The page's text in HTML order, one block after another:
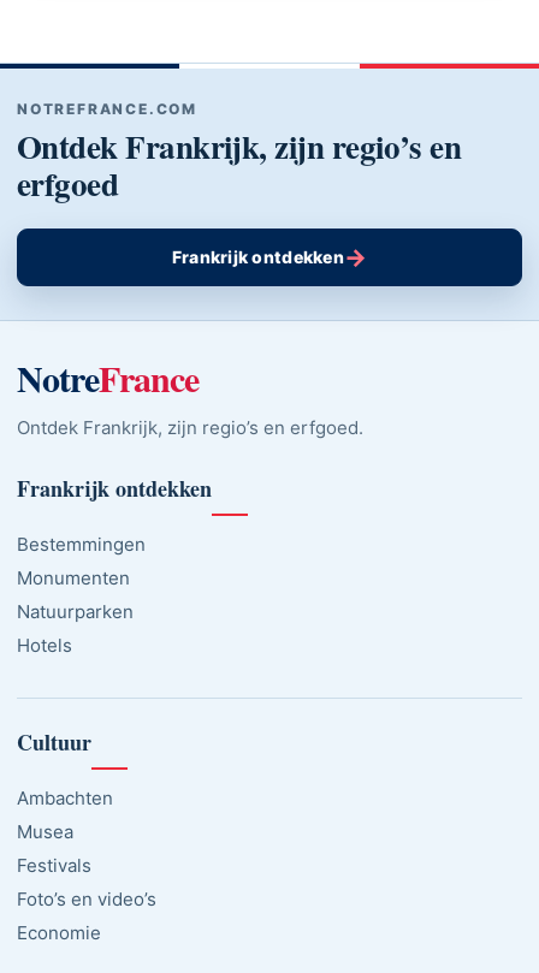
NOTREFRANCE.COM
Ontdek Frankrijk, zijn regio’s en
erfgoed
Frankrijk ontdekken→
NotreFrance
Ontdek Frankrijk, zijn regio’s en erfgoed.
Frankrijk ontdekken
Bestemmingen
Monumenten
Natuurparken
Hotels
Cultuur
Ambachten
Musea
Festivals
Foto’s en video’s
Economie